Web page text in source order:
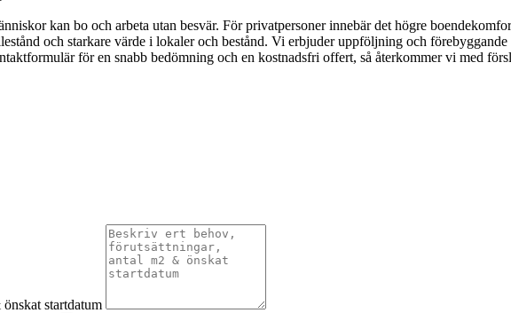
kan bo och arbeta utan besvär. För privatpersoner innebär det högre
och starkare värde i lokaler och bestånd. Vi erbjuder uppföljning och
för en snabb bedömning och en kostnadsfri offert, så återkommer vi med
startdatum